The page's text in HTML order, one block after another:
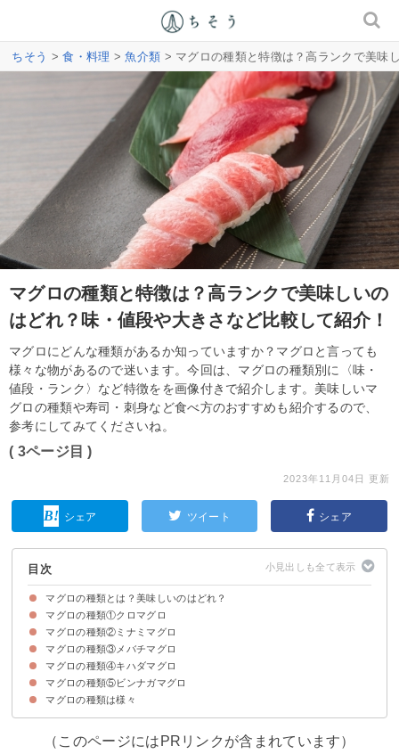
ちそう >食・料理 >魚介類 > マグロの種類と特徴は？高ランクで美味
マグロの種類と特徴は？高ランクで美味しいの
はどれ？味・値段や大きさなど比較して紹介！
マグロにどんな種類があるか知っていますか？マグロと言っても
様々な物があるので迷います。今回は、マグロの種類別に〈味・
値段・ランク〉など特徴をを画像付きで紹介します。美味しいマ
グロの種類や寿司・刺身など食べ方のおすすめも紹介するので、
参考にしてみてくださいね。
( 3ページ目 )
2023年11月04日 更新
シェア ツイート シェア
目次
マグロの種類とは？美味しいのはどれ？
日本に流通しているのは5種類
マグロの種類によってランクが決まっている
マグロの種類①クロマグロ
旬・生態や大きさなど基本情報
味・食感や食べ方のおすすめ
マグロの種類②ミナミマグロ
旬・生態や大きさなど基本情報
味・食感や食べ方のおすすめ
マグロの種類③メバチマグロ
旬・生態や大きさなど基本情報
味・食感や食べ方のおすすめ
マグロの種類④キハダマグロ
旬・生態や大きさなど基本情報
味・食感や食べ方のおすすめ
マグロの種類⑤ビンナガマグロ
旬・生態や大きさなど基本情報
味・食感や食べ方のおすすめ
マグロの種類は様々
（このページにはPRリンクが含まれています）